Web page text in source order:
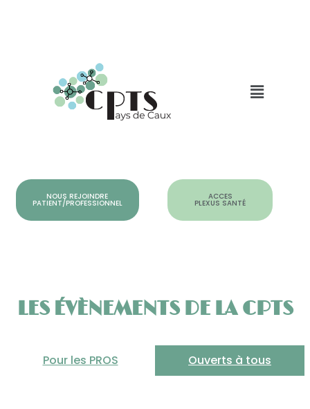
NOUS REJOINDRE
PATIENT/PROFESSIONNEL
ACCES
PLEXUS SANTÉ
LES ÉVÈNEMENTS DE LA CPTS
Pour les PROS Ouverts à tous